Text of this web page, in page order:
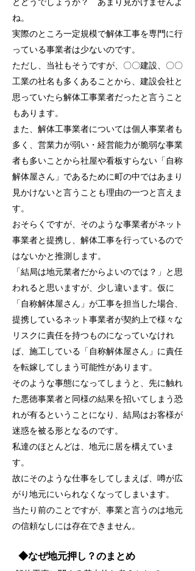
ね。
実際のところ一定規模で解体工事を専門に行
っている事業者は少ないのです。
ただし、当社もそうですが、〇〇建設、〇〇
工業の社名も多くあることから、建設会社と
思っていたら解体工事業者だったと言うこと
もあります。
また、解体工事業者については個人事業者も
多く、営業力が弱い・経営能力が脆弱な事業
者も多いことから社屋や看板すらない「自称
解体屋さん」であるために町の中ではあまり
見かけないと言うことも理由の一つと言えま
す。
おそらくですが、そのような事業者がネット
事業者と提携し、解体工事を行っているので
はないかと推測します。
「結局は地元業者だからよいのでは？」と思
われると思いますが、少し違います。仮に
「自称解体屋さん」が工事を担当した場合、
提携しているネット事業者が契約上で様々な
リスクに責任を持つものになっていなけれ
ば、施工している「自称解体屋さん」に責任
を転嫁してしまう可能性があります。
そのような事態になってしまうと、先に触れ
た悪徳事業者と同様の結果を招いてしまう恐
れが有るということになり、結局はお客様が
迷惑を被る形となるのです。
私達のほとんどは、地元に居を構えていま
す。
故にそのような仕事をしてしまえば、噂が広
がり地元にいられなくなってしまいます。
当たり前のことですが、事業と言うのは地元
の信頼なしには存在できません。
◆なぜ地元押し？のまとめ